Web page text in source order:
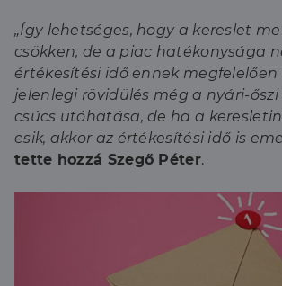
„Így lehetséges, hogy a kereslet
csökken, de a piac hatékonysága
értékesítési idő ennek megfelelően
jelenlegi rövidülés még a nyári-őszi
csúcs utóhatása, de ha a
esik, akkor az értékesítési idő is
tette hozzá Szegő Péter.